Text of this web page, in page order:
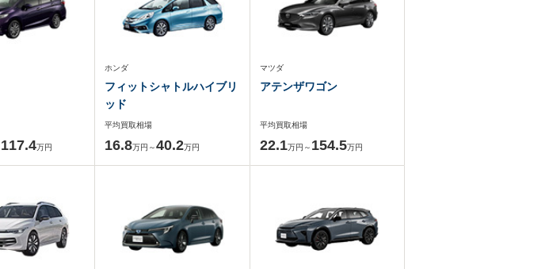
117.4万円
ホンダ
フィットシャトルハイブリ
ッド
平均買取相場
16.8万円～40.2万円
マツダ
アテンザワゴン
平均買取相場
22.1万円～ 154.5万円